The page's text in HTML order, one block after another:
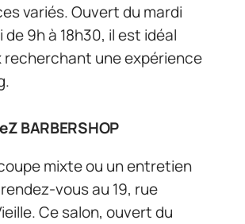
variés. Ouvert du mardi
de 9h à 18h30, il est idéal
recherchant une expérience
BARBERSHOP
mixte ou un entretien
vous au 19, rue
Ce salon, ouvert du